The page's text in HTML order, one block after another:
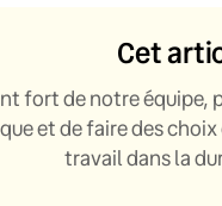
Cet
fort de notre
et de faire des
travail dans la